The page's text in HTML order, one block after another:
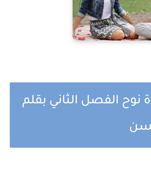
نوح الفصل الثاني بقلم